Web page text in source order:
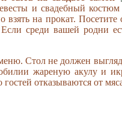
и свадебный костюм
на прокат.
среди вашей родни
Стол не должен
жареную акулу и
отказываются от